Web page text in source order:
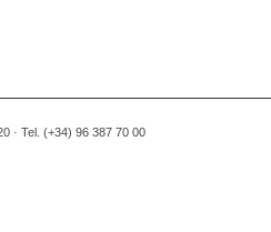
· Tel. (+34) 96 387 70 00